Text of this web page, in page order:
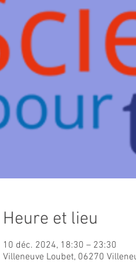
Heure et lieu
10 déc. 2024, 18:30 – 23:30
Villeneuve Loubet, 06270